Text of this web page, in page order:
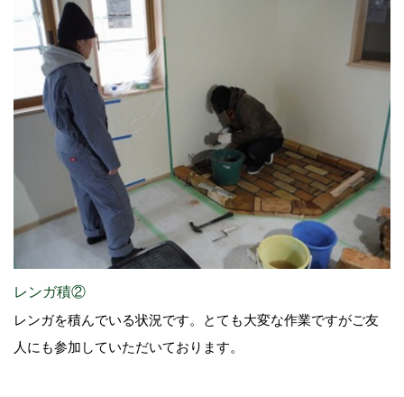
レンガ積②
レンガを積んでいる状況です。とても大変な作業ですがご友
人にも参加していただいております。